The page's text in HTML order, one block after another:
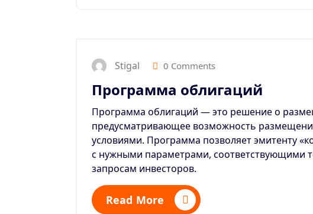
Stigal 0 Comments
Программа облигаций
Программа облигаций — это решение о
предусматривающее возможность
условиями. Программа позволяет эмитенту
с нужными параметрами, соответствующими
запросам инвесторов.
Read More